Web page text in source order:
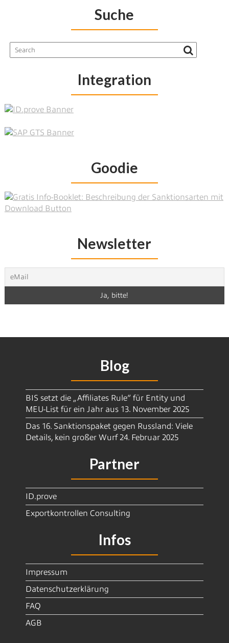
Suche
Integration
Goodie
Newsletter
Blog
BIS setzt die „Affiliates Rule“ für Entity und
MEU-List für ein Jahr aus 13. November 2025
Das 16. Sanktionspaket gegen Russland: Viele
Details, kein großer Wurf 24. Februar 2025
Partner
ID.prove
Exportkontrollen Consulting
Infos
Impressum
Datenschutzerklärung
FAQ
AGB